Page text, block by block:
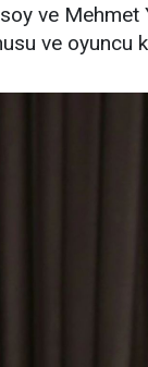
ve Mehmet
ve oyuncu